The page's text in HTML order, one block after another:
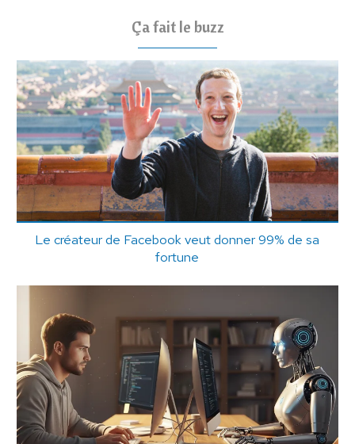
Ça fait le buzz
Le créateur de Facebook veut donner 99% de sa
fortune